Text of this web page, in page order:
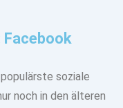
Facebook
soziale
noch in den älteren